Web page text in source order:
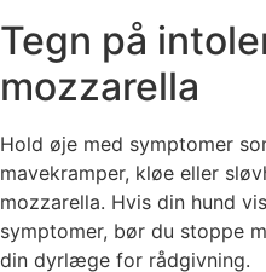
Tegn på
mozzarella
Hold øje med symptomer
mavekramper, kløe eller
mozzarella. Hvis din hund
symptomer, bør du stoppe
din dyrlæge for rådgivning.